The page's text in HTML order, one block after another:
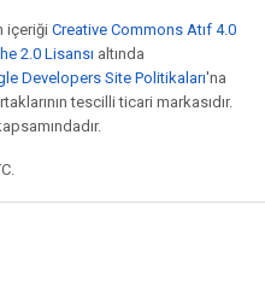
içeriği Creative Commons Atıf 4.0
2.0 Lisansı altında
Developers Site Politikaları'na
tescilli ticari markasıdır.